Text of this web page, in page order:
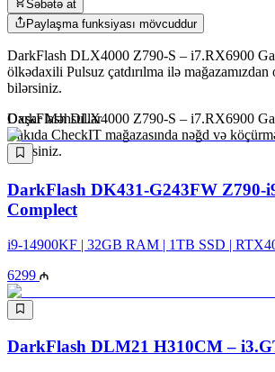
Səbətə at
Paylaşma funksiyası mövcuddur
DarkFlash DLX4000 Z790-S – i7.RX6900
ölkədaxili Pulsuz çatdırılma ilə
bilərsiniz.
DarkFlash DLX4000 Z790-S – i7.RX6900
Bakıda CheckIT mağazasında nəğd və
bilərsiniz.
Oxşar Məhsullar
DarkFlash DK431-G243FW Z790-
Complect
i9-14900KF | 32GB RAM | 1TB SSD |
6299
DarkFlash DLM21 H310CM –